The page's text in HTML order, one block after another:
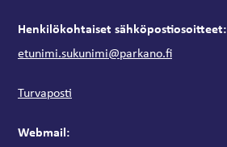
Henkilökohtaiset sähköpostiosoitteet:
etunimi.sukunimi@parkano.fi
Turvaposti
Webmail: